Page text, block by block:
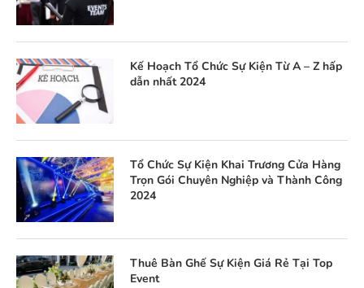
Kế Hoạch Tổ Chức Sự Kiện Từ A – Z hấp
dẫn nhất 2024
Tổ Chức Sự Kiện Khai Trương Cửa Hàng
Trọn Gói Chuyên Nghiệp và Thành Công
2024
Thuê Bàn Ghế Sự Kiện Giá Rẻ Tại Top
Event